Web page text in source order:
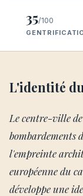
35/100
L'identité
Le centre-ville
bombardements
l'empreinte
européenne du
développe une